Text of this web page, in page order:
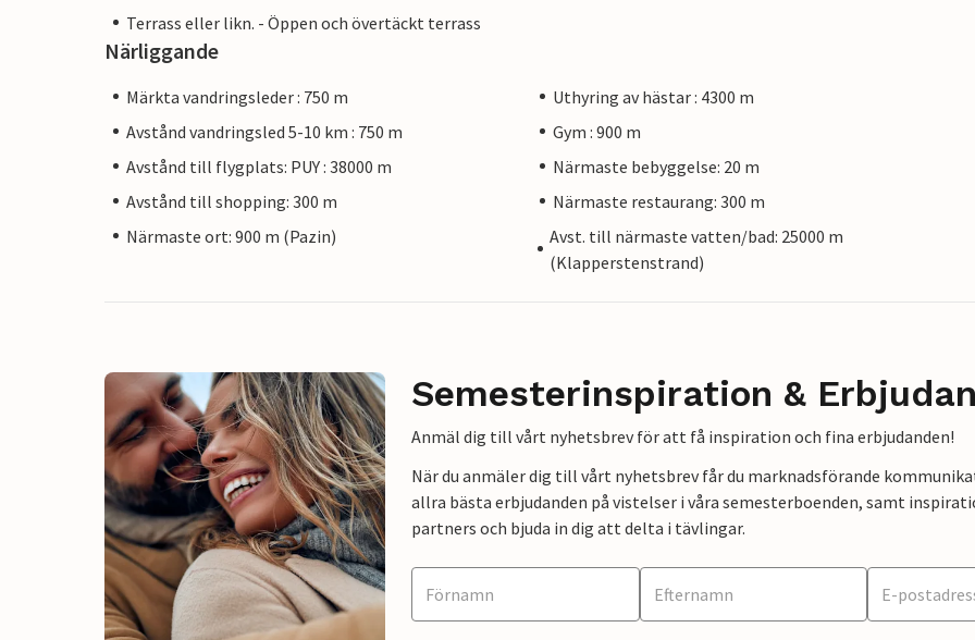
Terrass eller likn. - Öppen och övertäckt terrass
Närliggande
Märkta vandringsleder : 750 m
Uthyring av hästar : 4300 m
Avstånd vandringsled 5-10 km : 750 m
Gym : 900 m
Avstånd till flygplats: PUY : 38000 m
Närmaste bebyggelse: 20 m
Avstånd till shopping: 300 m
Närmaste restaurang: 300 m
Närmaste ort: 900 m (Pazin)
Avst. till närmaste vatten/bad: 25000 m
(Klapperstenstrand)
Semesterinspiration &
Anmäl dig till vårt nyhetsbrev för att få inspiration och fina erbjudanden!
När du anmäler dig till vårt nyhetsbrev får du marknadsförande
allra bästa erbjudanden på vistelser i våra semesterboenden, samt
partners och bjuda in dig att delta i tävlingar.